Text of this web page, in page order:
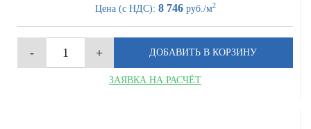
Цена (с НДС): 8 746руб./м2
ЗАЯВКА НА РАСЧЁТ